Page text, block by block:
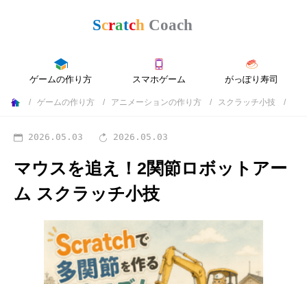
ゲームの作り方 スマホゲーム がっぽり寿司
ゲームの作り方 アニメーションの作り方 スクラッチ小技
2026.05.03 2026.05.03
マウスを追え！2関節ロボットアー
ム スクラッチ小技